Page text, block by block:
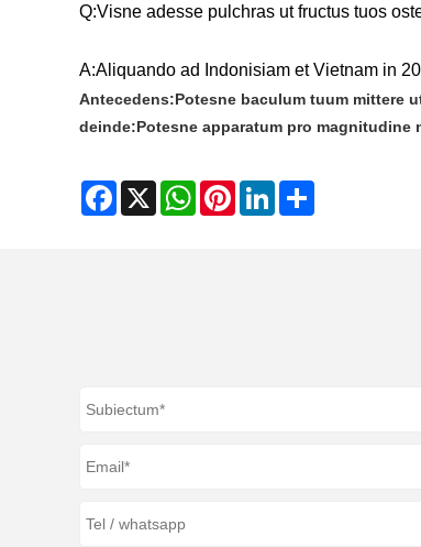
Q:Visne adesse pulchras ut fructus tuos
A:Aliquando ad Indonisiam et Vietnam in
Antecedens:Potesne baculum tuum mittere
deinde:Potesne apparatum pro magnitudine
Facebook
X WhatsAppPinterestLinkedIn